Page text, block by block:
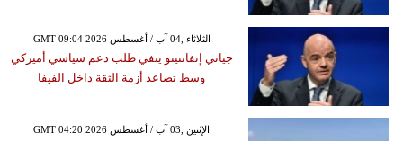
GMT 09:04 2026 الثلاثاء ,04 آب / أغسطس
جياني إنفانتينو ينفي طلب دعم سياسي أميركي
وسط تصاعد أزمة الثقة داخل الفيفا
GMT 04:20 2026 الإثنين ,03 آب / أغسطس